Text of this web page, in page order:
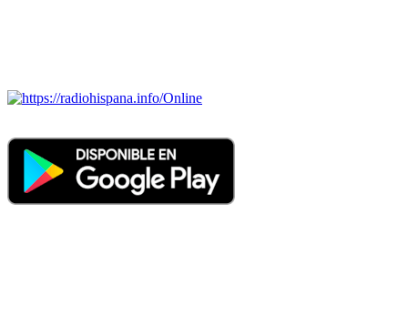
Online